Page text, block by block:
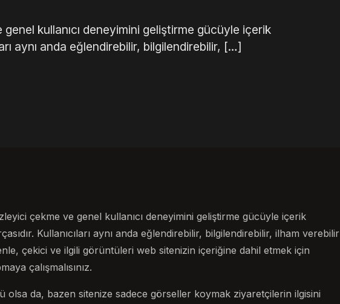
kullanıcı deneyimini geliştirme gücüyle içerik
aynı anda eğlendirebilir, bilgilendirebilir, […]
çekme ve genel kullanıcı deneyimini geliştirme gücüyle içerik
Kullanıcıları aynı anda eğlendirebilir, bilgilendirebilir, ilham verebilir
çekici ve ilgili görüntüleri web sitenizin içeriğine dahil etmek için
çalışmalısınız.
olsa da, bazen sitenize sadece görseller koymak ziyaretçilerin ilgisini